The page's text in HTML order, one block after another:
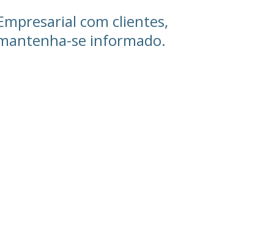
com clientes,
se informado.